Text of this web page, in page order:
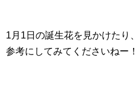
1月1日の誕生花を見かけたり
参考にしてみてくださいねー！